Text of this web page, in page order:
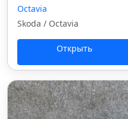
Octavia
Skoda / Octavia
Открыть